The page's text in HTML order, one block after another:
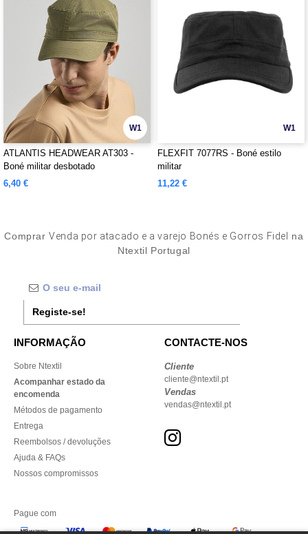
W1
ATLANTIS HEADWEAR AT303 -
Boné militar desbotado
6,40 €
W1
FLEXFIT 7077RS - Boné estilo
militar
11,22 €
ComprarVenda por atacado e a varejo Bonés e Gorros Fidel
na
Ntextil Portugal
Registe-se!
INFORMAÇÃO
Sobre Ntextil
Acompanhar estado da
encomenda
Métodos de pagamento
Entrega
Reembolsos / devoluções
Ajuda & FAQs
Nossos compromissos
CONTACTE-NOS
Cliente
cliente@ntextil.pt
Vendas
vendas@ntextil.pt
Pague com